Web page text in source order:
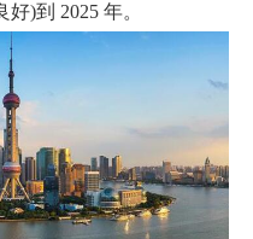
)到 2025 年。